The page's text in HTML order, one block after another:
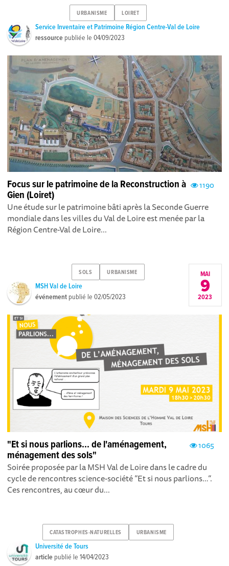
URBANISME LOIRET
Service Inventaire et Patrimoine Région Centre-Val de Loire
ressource publiée le04/09/2023
1190
Focus sur le patrimoine de la Reconstruction à
Gien (Loiret)
Une étude sur le patrimoine bâti après la Seconde Guerre
mondiale dans les villes du Val de Loire est menée par la
Région Centre-Val de Loire...
SOLS URBANISME
MSH Val de Loire
événement publié le02/05/2023
MAI
9
2023
1065
"Et si nous parlions... de l'aménagement,
ménagement des sols"
Soirée proposée par la MSH Val de Loire dans le cadre du
cycle de rencontres science-société “Et si nous parlions… “.
Ces rencontres, au cœur du...
CATASTROPHES-NATURELLES URBANISME
Université de Tours
article publié le14/04/2023